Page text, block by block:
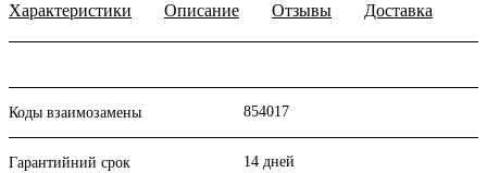
Характеристики Описание Отзывы Доставка
Коды взаимозамены 854017
Гарантийний срок 14 дней